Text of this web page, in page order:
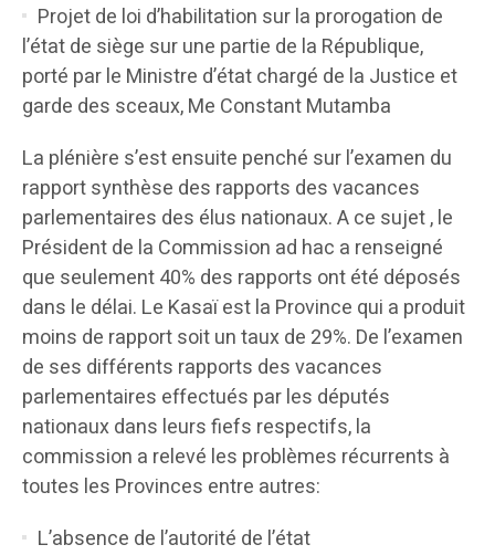
Projet de loi d’habilitation sur la prorogation de
l’état de siège sur une partie de la République,
porté par le Ministre d’état chargé de la Justice et
garde des sceaux, Me Constant Mutamba
La plénière s’est ensuite penché sur l’examen du
rapport synthèse des rapports des vacances
parlementaires des élus nationaux. A ce sujet , le
Président de la Commission ad hac a renseigné
que seulement 40% des rapports ont été déposés
dans le délai. Le Kasaï est la Province qui a produit
moins de rapport soit un taux de 29%. De l’examen
de ses différents rapports des vacances
parlementaires effectués par les députés
nationaux dans leurs fiefs respectifs, la
commission a relevé les problèmes récurrents à
toutes les Provinces entre autres:
L’absence de l’autorité de l’état